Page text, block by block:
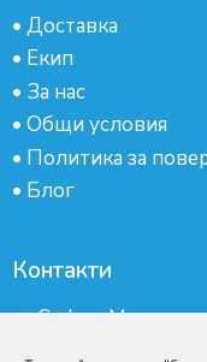
• Доставка
• Екип
• За нас
• Общи условия
• Политика за
• Блог
Контакти
гр.София,